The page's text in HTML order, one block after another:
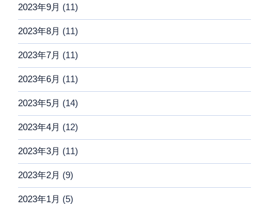
2023年9月 (11)
2023年8月 (11)
2023年7月 (11)
2023年6月 (11)
2023年5月 (14)
2023年4月 (12)
2023年3月 (11)
2023年2月 (9)
2023年1月 (5)